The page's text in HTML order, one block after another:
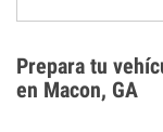
los daños por
preparar
medidas de
Prepara tu
en Macon, GA